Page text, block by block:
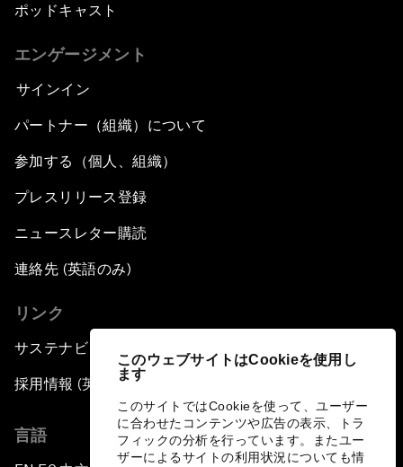
このウェブサイトはCookieを使用し
ます
このサイトではCookieを使って、ユーザー
に合わせたコンテンツや広告の表示、トラ
フィックの分析を行っています。またユー
ザーによるサイトの利用状況についても情
ポッドキャスト
エンゲージメント
サインイン
パートナー（組織）について
参加する（個人、組織）
プレスリリース登録
ニュースレター購読
連絡先 (英語のみ)
リンク
サステナビリティへの取り組み
採用情報 (英語のみ)
言語